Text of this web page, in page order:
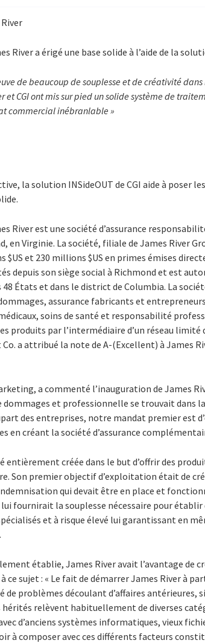
River a érigé une base solide à l’aide de la
de beaucoup de souplesse et de créativité
et CGI ont mis sur pied un solide système de
commercial inébranlable »
la solution INSideOUT de CGI aide à poser
River est une société d’assurance
en Virginie. La société, filiale de James River
$US et 230 millions $US en primes émises
depuis son siège social à Richmond et est
48 États et dans le district de Columbia. La
assurance fabricants et
soins de santé et responsabilité
produits par l’intermédiaire d’un réseau limité
a attribué la note de A-(Excellent) à James
a commenté l’inauguration de James
dommages et professionnelle se trouvait dans
des entreprises, notre mandat premier est
en créant la société d’assurance
entièrement créée dans le but d’offrir des
Son premier objectif d’exploitation était de
qui devait être en place et
fournirait la souplesse nécessaire pour
et à risque élevé lui garantissant en
établie, James River avait l’avantage de
ce sujet : « Le fait de démarrer James River à
de problèmes découlant d’affaires
hérités relèvent habituellement de diverses
d’anciens systèmes informatiques, vieux
à composer avec ces différents facteurs